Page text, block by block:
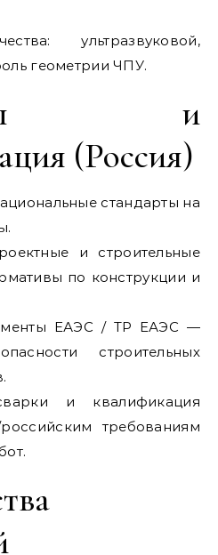
ультразвуковой,
геометрии ЧПУ.
и
(Россия)
стандарты на
и строительные
по конструкции и
ЕАЭС / ТР ЕАЭС —
строительных
и квалификация
требованиям